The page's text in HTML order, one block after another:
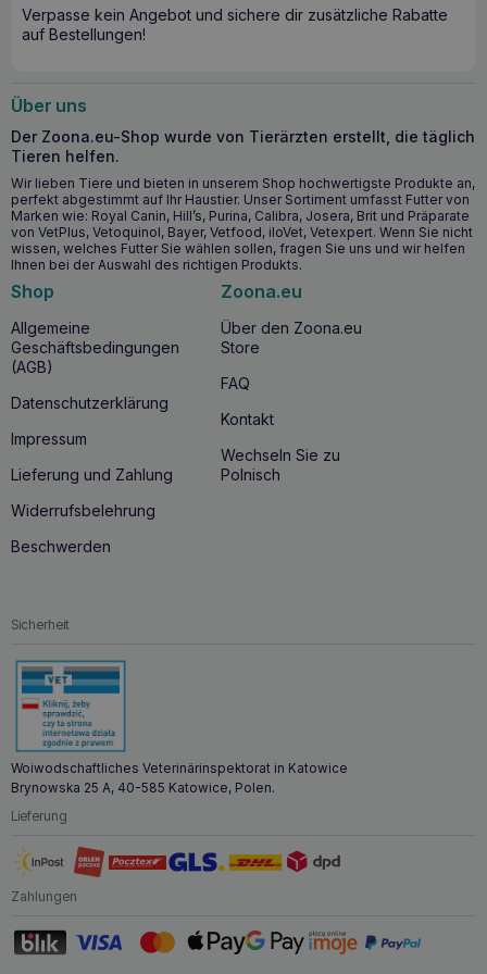
Verpasse kein Angebot und sichere dir zusätzliche Rabatte
auf Bestellungen!
Über uns
Der Zoona.eu-Shop wurde von Tierärzten erstellt, die täglich
Tieren helfen.
Wir lieben Tiere und bieten in unserem Shop hochwertigste Produkte an,
perfekt abgestimmt auf Ihr Haustier. Unser Sortiment umfasst Futter von
Marken wie: Royal Canin, Hill’s, Purina, Calibra, Josera, Brit und Präparate
von VetPlus, Vetoquinol, Bayer, Vetfood, iloVet, Vetexpert. Wenn Sie nicht
wissen, welches Futter Sie wählen sollen, fragen Sie uns und wir helfen
Ihnen bei der Auswahl des richtigen Produkts.
Shop
Allgemeine
Geschäftsbedingungen
(AGB)
Datenschutzerklärung
Impressum
Lieferung und Zahlung
Widerrufsbelehrung
Beschwerden
Zoona.eu
Über den Zoona.eu
Store
FAQ
Kontakt
Wechseln Sie zu
Polnisch
Sicherheit
Woiwodschaftliches Veterinärinspektorat in Katowice
Brynowska 25 A, 40-585 Katowice, Polen.
Lieferung
Zahlungen